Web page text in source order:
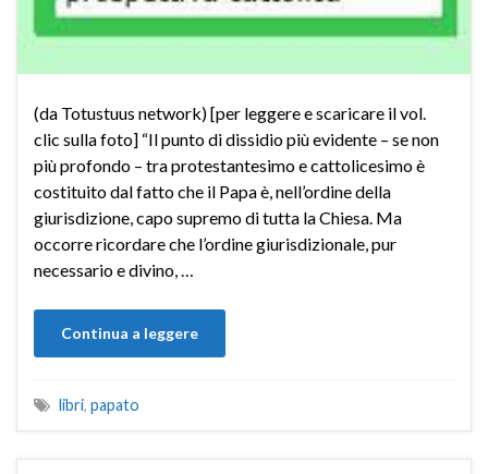
(da Totustuus network) [per leggere e scaricare il vol.
clic sulla foto] “Il punto di dissidio più evidente – se non
più profondo – tra protestantesimo e cattolicesimo è
costituito dal fatto che il Papa è, nell’ordine della
giurisdizione, capo supremo di tutta la Chiesa. Ma
occorre ricordare che l’ordine giurisdizionale, pur
necessario e divino, …
Continua a leggere
libri, papato